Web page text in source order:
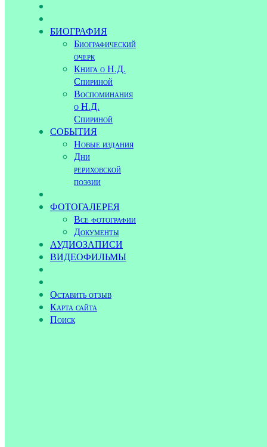
БИОГРАФИЯ
Биографический
очерк
Книга о Н.Д.
Спириной
Воспоминания
о Н.Д.
Спириной
СОБЫТИЯ
Новые издания
Дни
рериховской
поэзии
ФОТОГАЛЕРЕЯ
Все фотографии
Документы
АУДИОЗАПИСИ
ВИДЕОФИЛЬМЫ
Оставить отзыв
Карта сайта
Поиск